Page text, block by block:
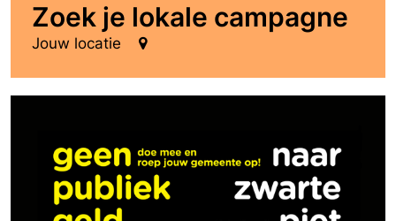
Zoek je lokale campagne
Jouw locatie